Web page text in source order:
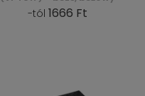
-tól 1666 Ft